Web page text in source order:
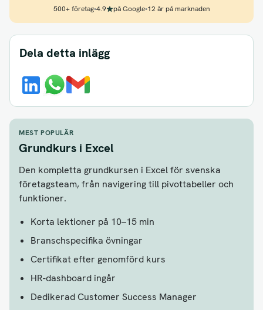
500+ företag•4.9 på Google•12 år på marknaden
Dela detta inlägg
MEST POPULÄR
Grundkurs i Excel
Den kompletta grundkursen i Excel för svenska
företagsteam, från navigering till pivottabeller och
funktioner.
Korta lektioner på 10–15 min
Branschspecifika övningar
Certifikat efter genomförd kurs
HR-dashboard ingår
Dedikerad Customer Success Manager